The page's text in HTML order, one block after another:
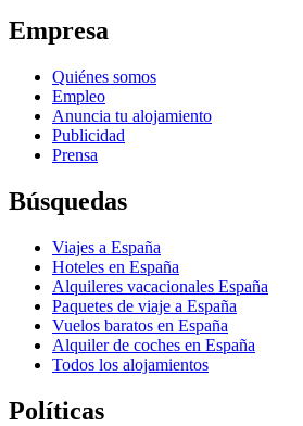
Empresa
Quiénes somos
Empleo
Anuncia tu alojamiento
Publicidad
Prensa
Búsquedas
Viajes a España
Hoteles en España
Alquileres vacacionales España
Paquetes de viaje a España
Vuelos baratos en España
Alquiler de coches en España
Todos los alojamientos
Políticas